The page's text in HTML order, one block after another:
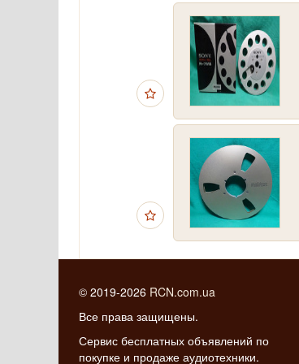
© 2019-2026 RCN.com.ua
Все права защищены.
Сервис бесплатных объявлений по
покупке и продаже аудиотехники.